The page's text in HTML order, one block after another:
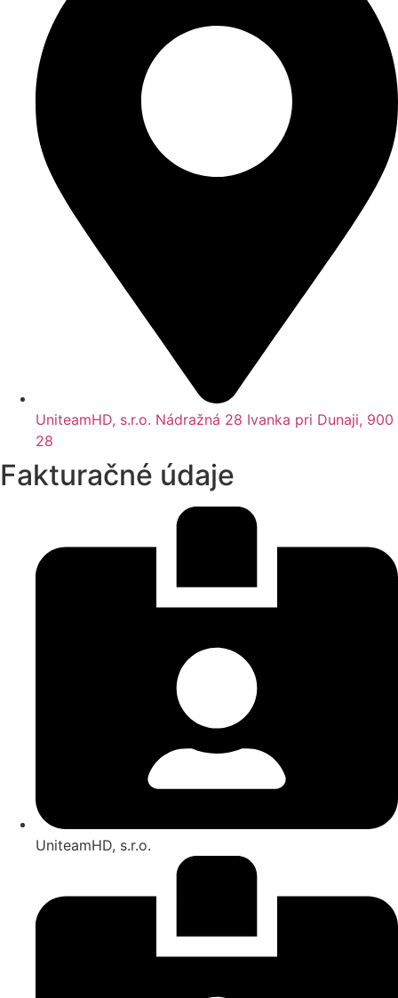
UniteamHD, s.r.o. Nádražná 28 Ivanka pri Dunaji, 900
28
Fakturačné údaje
UniteamHD, s.r.o.